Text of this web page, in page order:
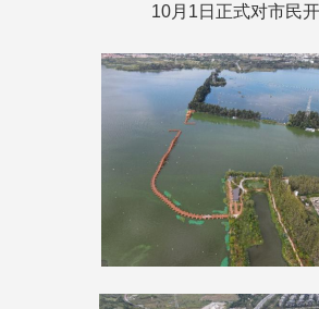
10月1日正式对市民